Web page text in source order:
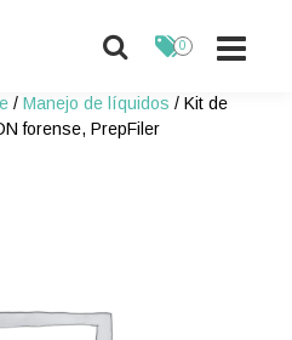
0
/ Manejo de líquidos / Kit de
forense, PrepFiler